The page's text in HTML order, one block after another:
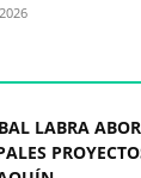
LABRA